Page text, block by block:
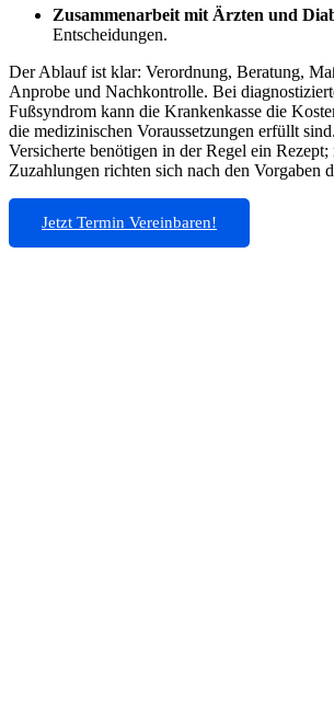
Zusammenarbeit mit Ärzten und
Entscheidungen.
Der Ablauf ist klar: Verordnung, Beratung,
Anprobe und Nachkontrolle. Bei
Fußsyndrom kann die Krankenkasse die
die medizinischen Voraussetzungen erfüllt
Versicherte benötigen in der Regel ein
Zuzahlungen richten sich nach den Vorgaben
Jetzt Termin Vereinbaren!